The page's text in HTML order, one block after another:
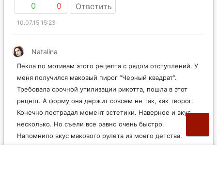
0 0 Ответить
10.07.15 15:23
Natalina
Пекла по мотивам этого рецепта с рядом отступлений. У
меня получился маковый пирог “Черный квадрат”.
Требовала срочной утилизации рикотта, пошла в этот
рецепт. А форму она держит совсем не так, как творог.
Конечно пострадал момент эстетики. Наверное и вкус
несколько. Но съели все равно очень быстро.
Напомнило вкус макового рулета из моего детства.